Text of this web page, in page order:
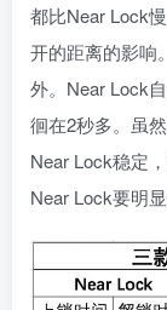
都比Near Lock
开的距离的影响
外。Near Lock
徊在2秒多。虽
Near Lock稳定
Near Lock要明